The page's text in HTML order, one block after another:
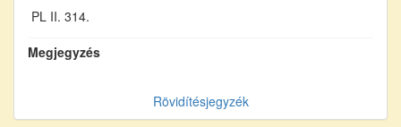
PL II. 314.
Megjegyzés
Rövidítésjegyzék